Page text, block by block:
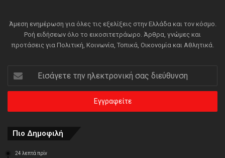
Άμεση ενημέρωση για όλες τις εξελίξεις στην Ελλάδα και τον κόσμο.
Ροή ειδήσεων όλο το εικοσιτετράωρο. Άρθρα, γνώμες και
προτάσεις για Πολιτική, Κοινωνία, Τοπικά, Οικονομία και Αθλητικά.
Εισάγετε
την
ηλεκτρονική
διεύθυνση
Πιο Δημοφιλή
24 λεπτά πρίν